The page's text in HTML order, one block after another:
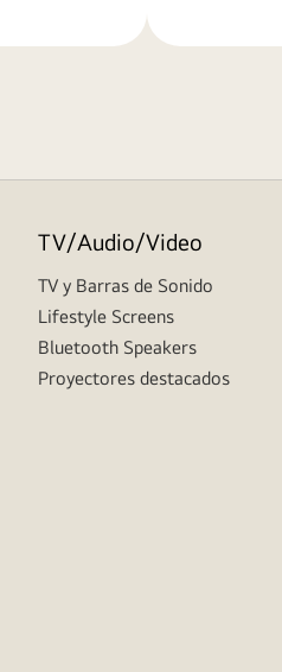
TV/Audio/Video
TV y Barras de Sonido
Lifestyle Screens
Bluetooth Speakers
Proyectores destacados